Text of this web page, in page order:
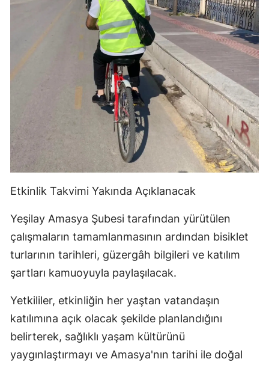
Etkinlik Takvimi Yakında Açıklanacak
Yeşilay Amasya Şubesi tarafından yürütülen
çalışmaların tamamlanmasının ardından bisiklet
turlarının tarihleri, güzergâh bilgileri ve katılım
şartları kamuoyuyla paylaşılacak.
Yetkililer, etkinliğin her yaştan vatandaşın
katılımına açık olacak şekilde planlandığını
belirterek, sağlıklı yaşam kültürünü
yaygınlaştırmayı ve Amasya'nın tarihi ile doğal